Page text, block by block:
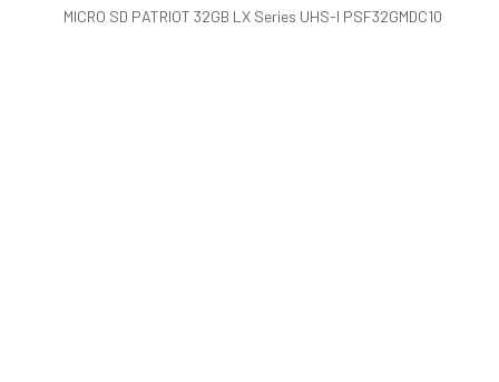
MICRO SD PATRIOT 32GB LX Series UHS-I PSF32GMDC10